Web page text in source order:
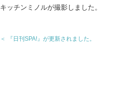
キッチンミノルが撮影しました。
＜ 『日刊SPA!』が更新されました。